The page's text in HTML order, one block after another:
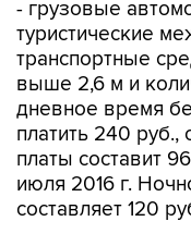
транспортные
выше 2,6 м и
дневное время
платить 240 руб.,
платы составит
июля 2016 г.
составляет 120
Режим платности